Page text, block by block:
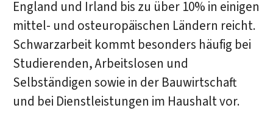
England und Irland bis zu über 10% in einigen
mittel- und osteuropäischen Ländern reicht.
Schwarzarbeit kommt besonders häufig bei
Studierenden, Arbeitslosen und
Selbständigen sowie in der Bauwirtschaft
und bei Dienstleistungen im Haushalt vor.